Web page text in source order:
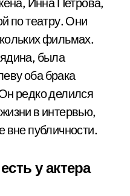
по театру. Они
фильмах.
была
оба брака
редко делился
в интервью,
вне публичности.
у актера